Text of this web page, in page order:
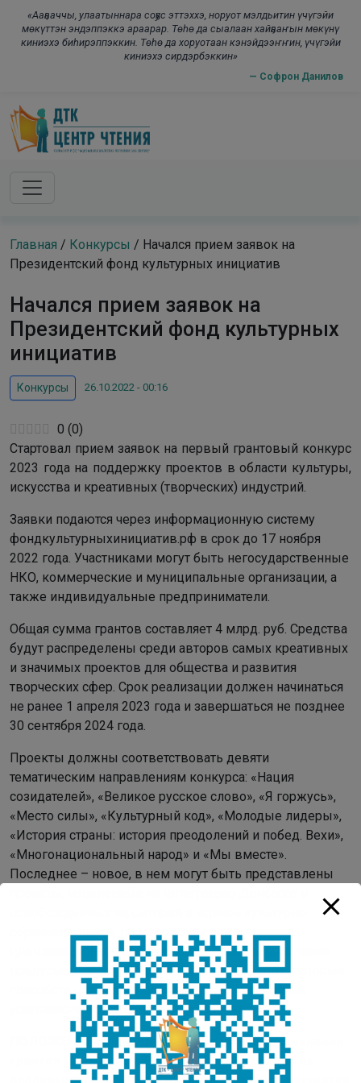
«Ааҕааччы, улаатыннара соҕус эттэххэ, норуот мэлдьитин үчүгэйи
мөкүттэн эндэппэккэ араарар. Төһө да сыалаан хайҕааҥын мөкүнү
киниэхэ биһирэппэккин. Төһө да хоруотаан кэнэйдээҥҥин, үчүгэйи
киниэхэ сирдэрбэккин»
— Софрон Данилов
Skip to main content
Главная / Конкурсы / Начался прием заявок на
Президентский фонд культурных инициатив
Начался прием заявок на
Президентский фонд культурных
инициатив
Конкурсы 26.10.2022 - 00:16
0 (0)
Стартовал прием заявок на первый грантовый конкурс
2023 года на поддержку проектов в области культуры,
искусства и креативных (творческих) индустрий.
Заявки подаются через информационную систему
фондкультурныхинициатив.рф в срок до 17 ноября
2022 года. Участниками могут быть негосударственные
НКО, коммерческие и муниципальные организации, а
также индивидуальные предприниматели.
Общая сумма грантов составляет 4 млрд. руб. Средства
будут распределены среди авторов самых креативных
и значимых проектов для общества и развития
творческих сфер. Срок реализации должен начинаться
не ранее 1 апреля 2023 года и завершаться не позднее
30 сентября 2024 года.
Проекты должны соответствовать девяти
тематическим направлениям конкурса: «Нация
созидателей», «Великое русское слово», «Я горжусь»,
«Место силы», «Культурный код», «Молодые лидеры»,
«История страны: история преодолений и побед. Вехи»,
«Многонациональный народ» и «Мы вместе».
Последнее – новое, в нем могут быть представлены
образовательное, просветительское и
цивилизационное пространство. Также направление
предусматривает предоставление инициатив, которые
способствуют развитию межкультурных связей,
усилению чувства общности и единства.
ПОЛОЖЕНИЕ о первом конкурсе на предоставление
грантов Президента Российской Федерации на